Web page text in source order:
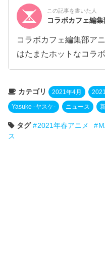
この記事を書いた人
コラボカフェ編
コラボカフェ編集部ア
はたまたホットなコラ
カテゴリ 2021年4月
Yasuke -ヤスケ- ニュース
タグ 2021年春アニメ
ス